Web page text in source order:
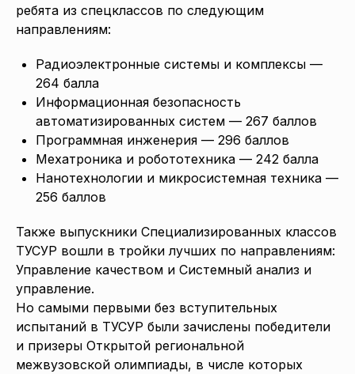
ребята из спецклассов по следующим
направлениям:
Радиоэлектронные системы и комплексы —
264 балла
Информационная безопасность
автоматизированных систем — 267 баллов
Программная инженерия — 296 баллов
Мехатроника и робототехника — 242 балла
Нанотехнологии и микросистемная техника —
256 баллов
Также выпускники Специализированных классов
ТУСУР вошли в тройки лучших по направлениям:
Управление качеством и Системный анализ и
управление.
Но самыми первыми без вступительных
испытаний в ТУСУР были зачислены победители
и призеры Открытой региональной
межвузовской олимпиады, в числе которых